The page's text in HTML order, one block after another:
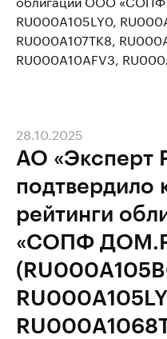
RU000A105LY0,
RU000A107TK8,
RU000A10AFV3,
АО «Эксперт
подтвердило
рейтинги
«СОПФ
28.10.2025